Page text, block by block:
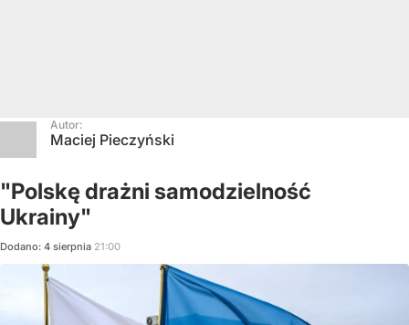
Autor:
Maciej Pieczyński
"Polskę drażni samodzielność
Ukrainy"
Dodano: 4 sierpnia 21:00